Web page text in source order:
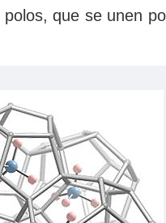
que se unen